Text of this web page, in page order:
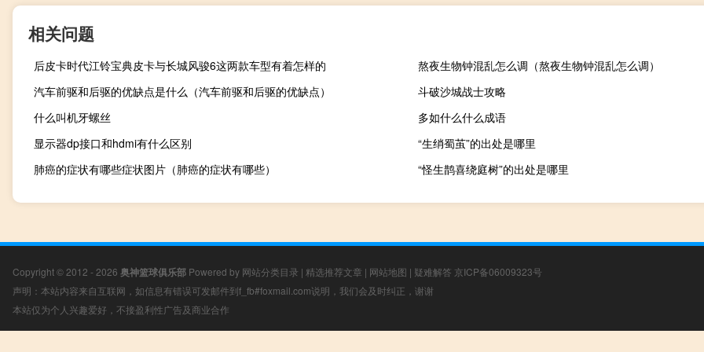
相关问题
后皮卡时代江铃宝典皮卡与长城风骏6这两款车型有着怎样的
熬夜生物钟混乱怎么调（熬夜生物钟混乱怎么调）
汽车前驱和后驱的优缺点是什么（汽车前驱和后驱的优缺点）
斗破沙城战士攻略
什么叫机牙螺丝
多如什么什么成语
显示器dp接口和hdmi有什么区别
“生绡蜀茧”的出处是哪里
肺癌的症状有哪些症状图片（肺癌的症状有哪些）
“怪生鹊喜绕庭树”的出处是哪里
Copyright © 2012 - 2026 奥神篮球俱乐部 Powered by 网站分类目录 | 精选推荐文章 | 网站地图 | 疑难解答 京ICP备06009323号
声明：本站内容来自互联网，如信息有错误可发邮件到f_fb#foxmail.com说明，我们会及时纠正，谢谢
本站仅为个人兴趣爱好，不接盈利性广告及商业合作